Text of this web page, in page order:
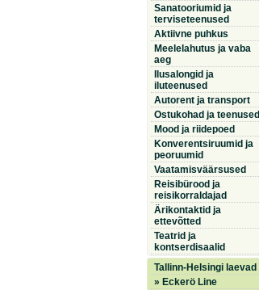
Sanatooriumid ja
terviseteenused
Aktiivne puhkus
Meelelahutus ja vaba
aeg
Ilusalongid ja
iluteenused
Autorent ja transport
Ostukohad ja teenused
Mood ja riidepoed
Konverentsiruumid ja
peoruumid
Vaatamisväärsused
Reisibürood ja
reisikorraldajad
Ärikontaktid ja
ettevõtted
Teatrid ja
kontserdisaalid
Tallinn-Helsingi laevad
» Eckerö Line